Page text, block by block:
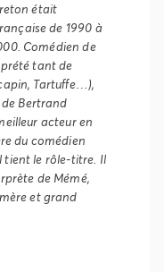
était
de 1990 à
Comédien de
tant de
, Tartuffe…),
de Bertrand
acteur en
du comédien
tient le rôle-titre. Il
de Mémé,
et grand